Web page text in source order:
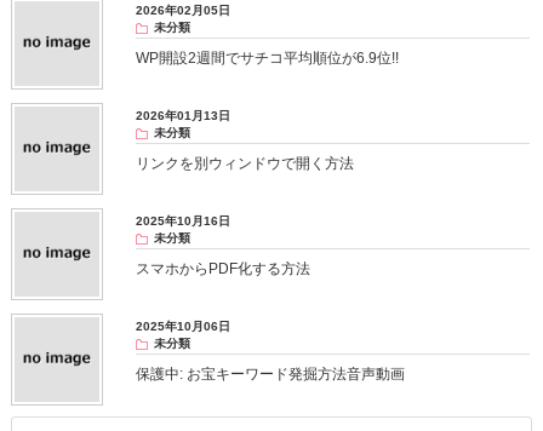
2026年02月05日
未分類
WP開設2週間でサチコ平均順位が6.9位!!
2026年01月13日
未分類
リンクを別ウィンドウで開く方法
2025年10月16日
未分類
スマホからPDF化する方法
2025年10月06日
未分類
保護中: お宝キーワード発掘方法音声動画